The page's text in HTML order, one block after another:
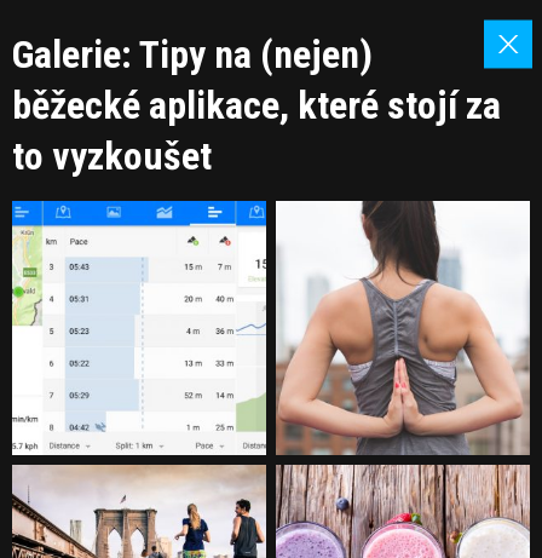
Galerie: Tipy na (nejen)
běžecké aplikace, které stojí za
to vyzkoušet